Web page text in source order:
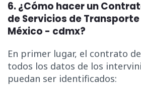
6. ¿Cómo hacer un
de Servicios de
México - cdmx?
En primer lugar, el contrato
todos los datos de los
puedan ser identificados: